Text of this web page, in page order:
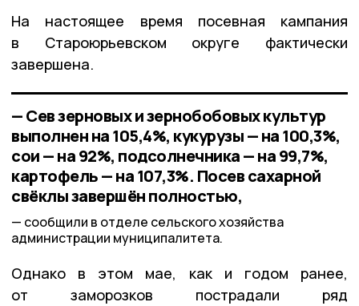
На настоящее время посевная кампания
в Староюрьевском округе фактически
завершена.
— Сев зерновых и зернобобовых культур
выполнен на 105,4%, кукурузы — на 100,3%,
сои — на 92%, подсолнечника — на 99,7%,
картофель — на 107,3%. Посев сахарной
свёклы завершён полностью,
сообщили в отделе сельского хозяйства
администрации муниципалитета.
Однако в этом мае, как и годом ранее,
от заморозков пострадали ряд